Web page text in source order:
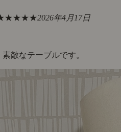
2026年4月17日
敵なテーブルです。